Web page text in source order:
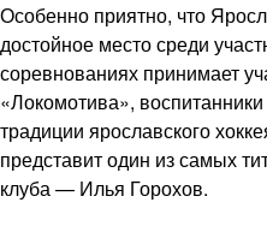
Особенно приятно, что
достойное место среди
соревнованиях принимает
«Локомотива»,
традиции ярославского
представит один из самых
клуба — Илья Горохов.